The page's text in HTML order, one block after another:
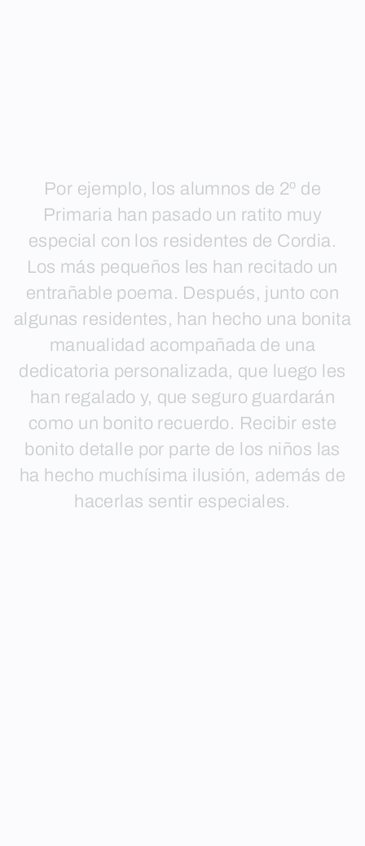
Por ejemplo, los alumnos de 2º de
Primaria han pasado un ratito muy
especial con los residentes de Cordia.
Los más pequeños les han recitado un
entrañable poema. Después, junto con
algunas residentes, han hecho una bonita
manualidad acompañada de una
dedicatoria personalizada, que luego les
han regalado y, que seguro guardarán
como un bonito recuerdo. Recibir este
bonito detalle por parte de los niños las
ha hecho muchísima ilusión, además de
hacerlas sentir especiales.